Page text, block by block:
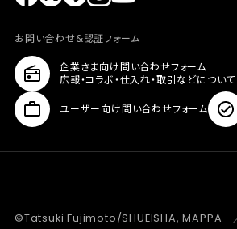
お問い合わせ&認証フォーム
企業さま向け問い合わせフォーム
広報・コラボ・仕入れ・取引などについて
ユーザー向け問い合わせフォーム
©Tatsuki Fujimoto/SHUEISHA,